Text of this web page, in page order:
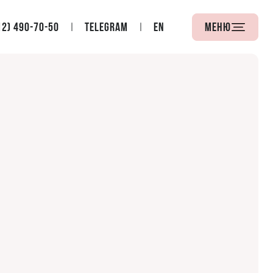
490-70-50 Telegram EN Меню